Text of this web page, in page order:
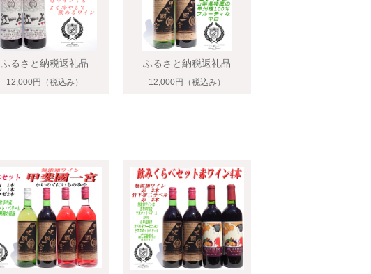
ふるさと納税返礼品
12,000円 （税込み）
ふるさと納税返礼品
12,000円 （税込み）